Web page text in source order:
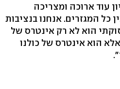
עוד ארוכה ומצריכה
כל המגזרים. אנחנו בנציבות
הוא לא רק אינטרס של
הוא אינטרס של כולנו